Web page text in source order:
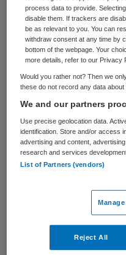
en toch was er
uitbuiting en
Artsenorganisatie
in van meer
de rol die artsen
organisatie gaat
de slag, maar
slachtoffers zeer
willen soms niet
ze zien zichzelf
krijgen in hun
misschien zelfs
process data to provide.
disable them. If trackers are
be as relevant to you. You can
withdraw consent at any time by
bottom of the webpage. Your
more details, refer to our Privacy
Would you rather not? Then we
these do not record any data
We and our partners
Use precise geolocation data.
identification. Store and/or access
advertising and content,
research and services
List of Partners (vendors)
Reject All